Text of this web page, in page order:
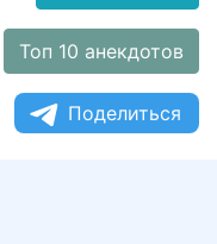
Топ 10 анекдотов
Поделиться